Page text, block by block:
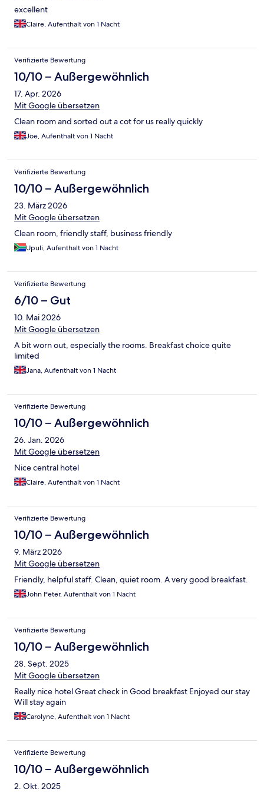
excellent
Claire, Aufenthalt von 1 Nacht
Verifizierte Bewertung
10/10 – Außergewöhnlich
17. Apr. 2026
Mit Google übersetzen
Clean room and sorted out a cot for us really quickly
Joe, Aufenthalt von 1 Nacht
Verifizierte Bewertung
10/10 – Außergewöhnlich
23. März 2026
Mit Google übersetzen
Clean room, friendly staff, business friendly
Upuli, Aufenthalt von 1 Nacht
Verifizierte Bewertung
6/10 – Gut
10. Mai 2026
Mit Google übersetzen
A bit worn out, especially the rooms. Breakfast choice quite
limited
Jana, Aufenthalt von 1 Nacht
Verifizierte Bewertung
10/10 – Außergewöhnlich
26. Jan. 2026
Mit Google übersetzen
Nice central hotel
Claire, Aufenthalt von 1 Nacht
Verifizierte Bewertung
10/10 – Außergewöhnlich
9. März 2026
Mit Google übersetzen
Friendly, helpful staff. Clean, quiet room. A very good breakfast.
John Peter, Aufenthalt von 1 Nacht
Verifizierte Bewertung
10/10 – Außergewöhnlich
28. Sept. 2025
Mit Google übersetzen
Really nice hotel Great check in Good breakfast Enjoyed our stay
Will stay again
Carolyne, Aufenthalt von 1 Nacht
Verifizierte Bewertung
10/10 – Außergewöhnlich
2. Okt. 2025